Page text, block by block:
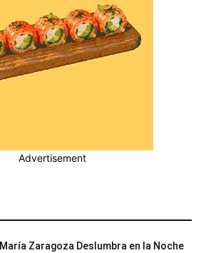
María Zaragoza Deslumbra en la Noche